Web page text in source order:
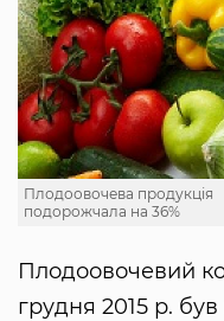
Плодоовочева продукція
подорожчала на 36%
Плодоовочевий
грудня 2015 р.